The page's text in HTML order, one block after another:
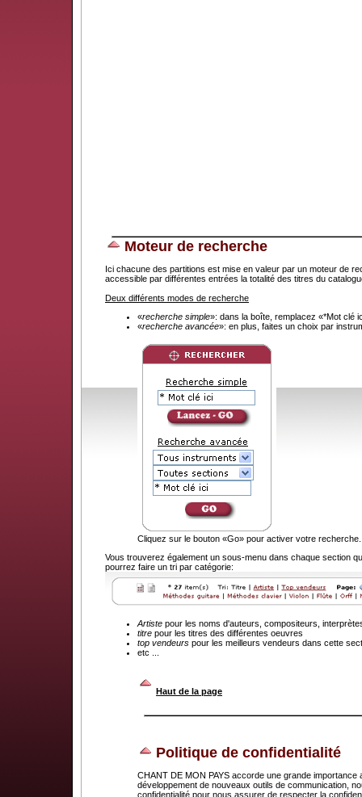
Moteur de recherche
Ici chacune des partitions est mise en valeur par un moteur de
accessible par différentes entrées la totalité des titres du
Deux différents modes de recherche
«recherche simple»: dans la boîte, remplacez «*Mot clé
«recherche avancée»: en plus, faites un choix par
Cliquez sur le bouton «Go» pour activer votre recherche.
Vous trouverez également un sous-menu dans chaque section
pourrez faire un tri par catégorie:
Artiste pour les noms d'auteurs, compositeurs,
titre pour les titres des différentes oeuvres
top vendeurs pour les meilleurs vendeurs dans cette
etc ...
Haut de la page
Politique de confidentialité
CHANT DE MON PAYS accorde une grande
développement de nouveaux outils de communication,
confidentialité pour nous assurer de respecter la